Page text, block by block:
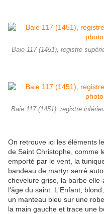
Baie 117 (1451), registre
Baie 117 (1451), registre
On retrouve ici les éléments
de Saint Christophe, comme
emporté par le vent, la
bandeau de martyr serré
chevelure grise, la barbe
l'âge du saint. L'Enfant,
un manteau bleu sur une
la main gauche et trace une